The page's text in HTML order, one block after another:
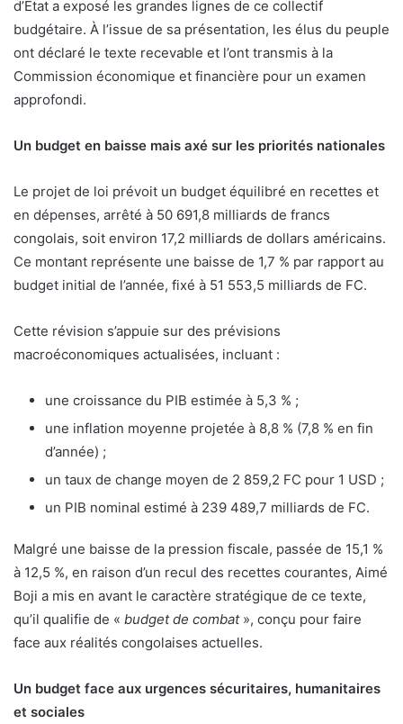
d’État a exposé les grandes lignes de ce collectif
budgétaire. À l’issue de sa présentation, les élus du peuple
ont déclaré le texte recevable et l’ont transmis à la
Commission économique et financière pour un examen
approfondi.
Un budget en baisse mais axé sur les priorités nationales
Le projet de loi prévoit un budget équilibré en recettes et
en dépenses, arrêté à 50 691,8 milliards de francs
congolais, soit environ 17,2 milliards de dollars américains.
Ce montant représente une baisse de 1,7 % par rapport au
budget initial de l’année, fixé à 51 553,5 milliards de FC.
Cette révision s’appuie sur des prévisions
macroéconomiques actualisées, incluant :
une croissance du PIB estimée à 5,3 % ;
une inflation moyenne projetée à 8,8 % (7,8 % en fin
d’année) ;
un taux de change moyen de 2 859,2 FC pour 1 USD ;
un PIB nominal estimé à 239 489,7 milliards de FC.
Malgré une baisse de la pression fiscale, passée de 15,1 %
à 12,5 %, en raison d’un recul des recettes courantes, Aimé
Boji a mis en avant le caractère stratégique de ce texte,
qu’il qualifie de « budget de combat», conçu pour faire
face aux réalités congolaises actuelles.
Un budget face aux urgences sécuritaires, humanitaires
et sociales